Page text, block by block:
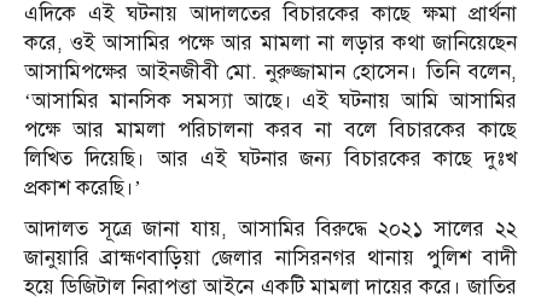
এদিকে এই ঘটনায় আদালতের বিচারকের কাছে ক্ষমা প্রার্থনা
করে, ওই আসামির পক্ষে আর মামলা না লড়ার কথা জানিয়েছেন
আসামিপক্ষের আইনজীবী মো. নুরুজ্জামান হোসেন। তিনি বলেন,
‘আসামির মানসিক সমস্যা আছে। এই ঘটনায় আমি আসামির
পক্ষে আর মামলা পরিচালনা করব না বলে বিচারকের কাছে
লিখিত দিয়েছি। আর এই ঘটনার জন্য বিচারকের কাছে দুঃখ
প্রকাশ করেছি।’
আদালত সূত্রে জানা যায়, আসামির বিরুদ্ধে ২০২১ সালের ২২
জানুয়ারি ব্রাহ্মণবাড়িয়া জেলার নাসিরনগর থানায় পুলিশ বাদী
হয়ে ডিজিটাল নিরাপত্তা আইনে একটি মামলা দায়ের করে। জাতির